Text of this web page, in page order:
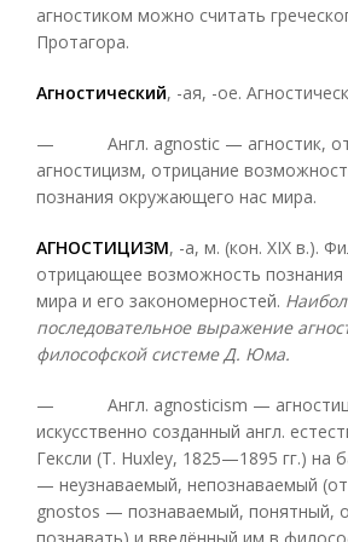
агностиком можно считать
Протагора.
Агностический, -ая, -ое.
— Англ. agnostic — агностик, от
агностицизм, отрицание
познания окружающего нас мира.
АГНОСТИЦИЗМ, -а, м. (кон. XIX в.).
отрицающее возможность познания
мира и его закономерностей.
последовательное выражение
философской системе Д. Юма.
— Англ. agnosticism —
искусственно созданный англ.
Гексли (Т. Huxley, 1825—1895 гг.) на
— неузнаваемый, непознаваемый
gnostos — познаваемый, понятный,
познавать) и введённый им в